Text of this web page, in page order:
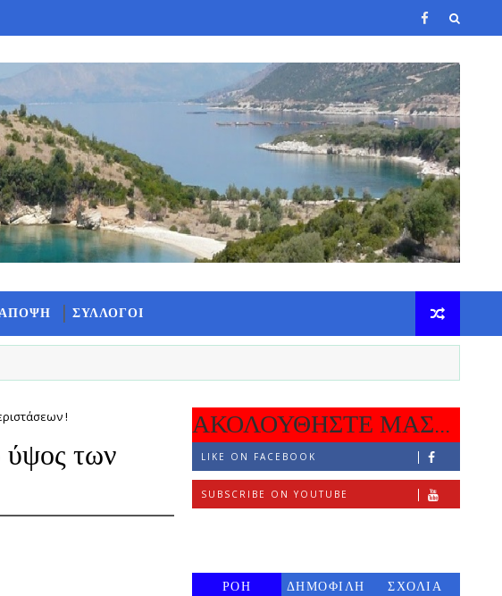
ΣΥΛΛΟΓΟΙ
!
ύψος των
ΑΚΟΛΟΥΘΗΣΤΕ ΜΑΣ...
LIKE ON FACEBOOK
SUBSCRIBE ON YOUTUBE
ΡΟΗ
ΔΗΜΟΦΙΛΗ
ΣΧΟΛΙΑ